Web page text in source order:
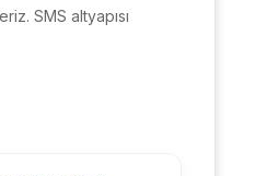
SMS altyapısı